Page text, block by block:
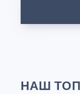
НАШ ТОП